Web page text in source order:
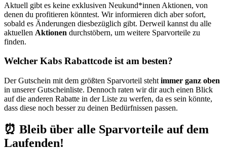
Aktuell gibt es keine exklusiven Neukund*innen Aktionen, von
denen du profitieren könntest. Wir informieren dich aber sofort,
sobald es Änderungen diesbezüglich gibt. Derweil kannst du alle
aktuellen Aktionen durchstöbern, um weitere Sparvorteile zu
finden.
Welcher Kabs Rabattcode ist am besten?
Der Gutschein mit dem größten Sparvorteil steht immer ganz oben
in unserer Gutscheinliste. Dennoch raten wir dir auch einen Blick
auf die anderen Rabatte in der Liste zu werfen, da es sein könnte,
dass diese noch besser zu deinen Bedürfnissen passen.
⏰ Bleib über alle Sparvorteile auf dem
Laufenden!